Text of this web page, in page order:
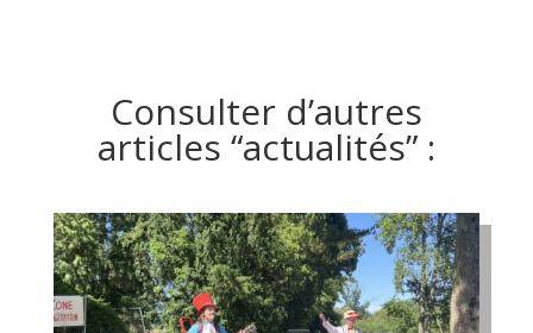
Consulter d’autres
articles “actualités” :